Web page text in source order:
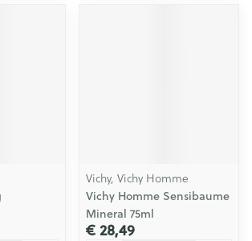
Vichy, Vichy Homme
Vichy Homme Sensibaume
Mineral 75ml
€ 28,49